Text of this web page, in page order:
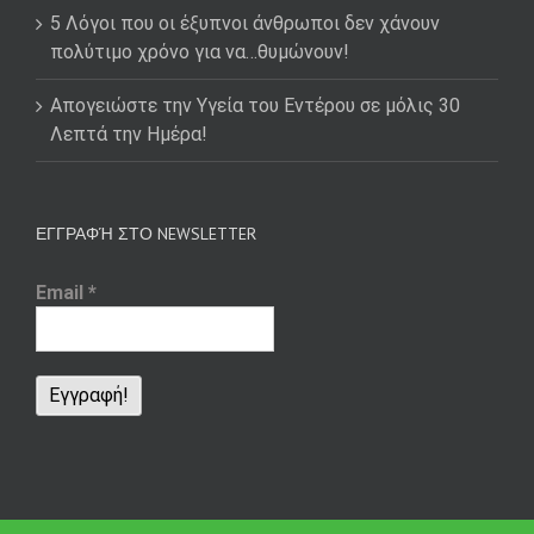
5 Λόγοι που οι έξυπνοι άνθρωποι δεν χάνουν
πολύτιμο χρόνο για να…θυμώνουν!
Απογειώστε την Υγεία του Εντέρου σε μόλις 30
Λεπτά την Ημέρα!
ΕΓΓΡΑΦΉ ΣΤΟ NEWSLETTER
Email *